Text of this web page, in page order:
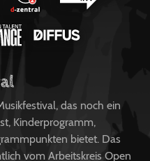
das noch ein
Kinderprogramm,
bietet. Das
vom Arbeitskreis Open